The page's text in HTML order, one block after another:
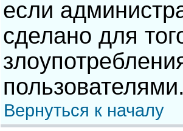
если
сделано для
пользователями.
Вернуться к началу